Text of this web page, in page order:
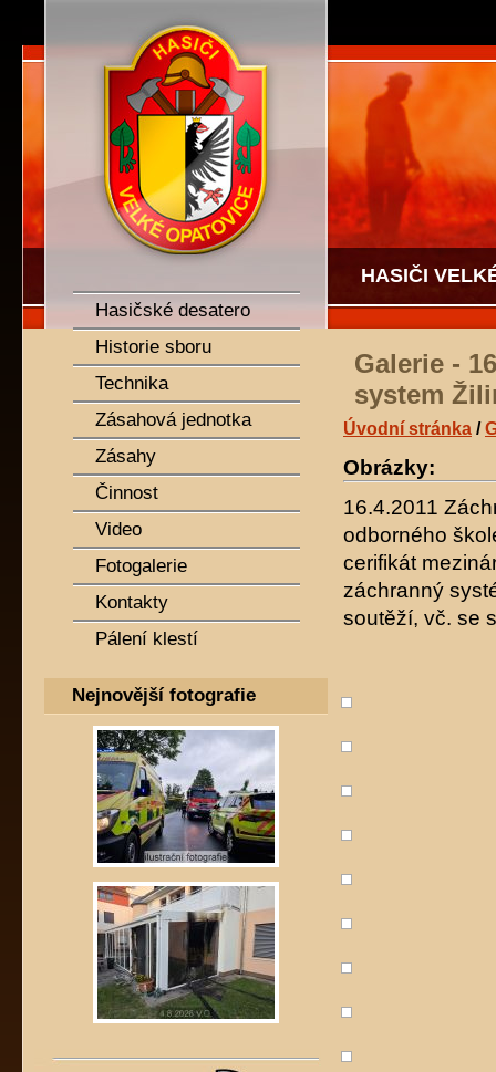
HASIČI
Galerie -
system
Úvodní stránka /
Obrázky:
16.4.2011
odborného
cerifikát
záchranný
soutěží, vč. se
SDH Velké Opatovice
Hasičské desatero
Historie sboru
Technika
Zásahová jednotka
Zásahy
Činnost
Video
Fotogalerie
Kontakty
Pálení klestí
Nejnovější fotografie